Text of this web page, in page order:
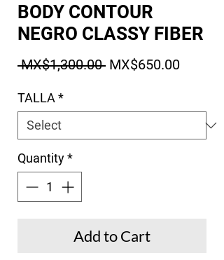
BODY CONTOUR
NEGRO CLASSY FIBER
MX$1,300.00 Regular Price
MX$650.00Sale
TALLA *
Quantity*
Add to Cart